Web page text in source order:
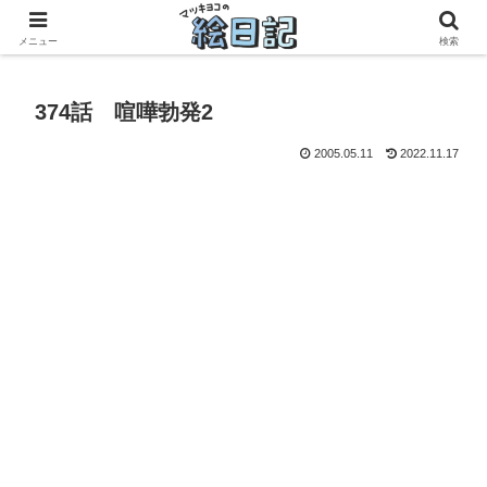
滋賀に移住した50代元主婦、フリーランス×パートの毎日
374話 喧嘩勃発2
2005.05.11 2022.11.17
メニュー 検索